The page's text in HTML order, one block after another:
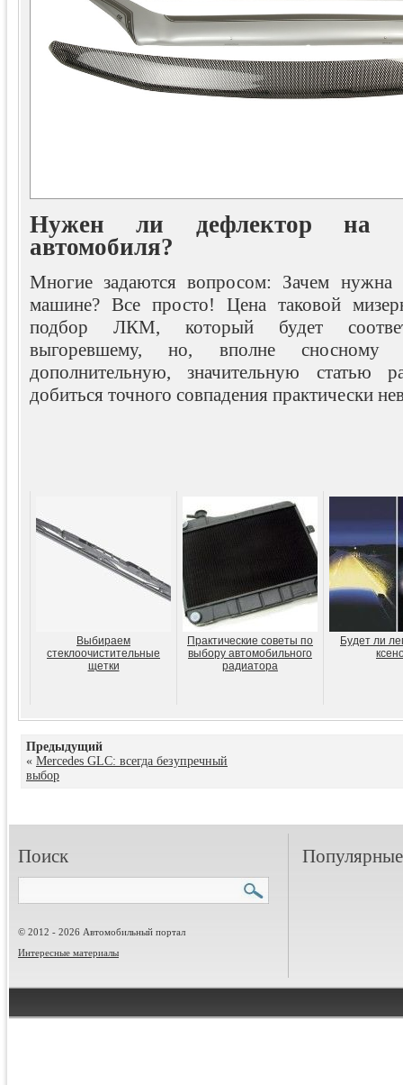
Нужен ли дефлектор на
автомобиля?
Многие задаются вопросом: Зачем нужна
машине? Все просто! Цена таковой
подбор ЛКМ, который будет
выгоревшему, но, вполне
дополнительную, значительную статью
добиться точного совпадения практически
Выбираем
стеклоочистительные
щетки
Практические советы по
выбору автомобильного
радиатора
Будет ли
Предыдущий
« Mercedes GLC: всегда безупречный
выбор
Поиск
© 2012 - 2026 Автомобильный портал
Интересные материалы
Популярные